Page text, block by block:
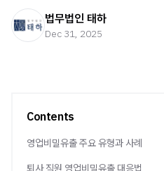
법무법인 태하
Dec 31, 2025
Contents
영업비밀유출 주요 유형과 사례